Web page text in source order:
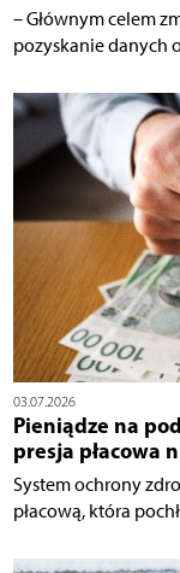
– Głównym celem
pozyskanie danych
03.07.2026
Pieniądze na
presja płacowa
System ochrony
płacową, która